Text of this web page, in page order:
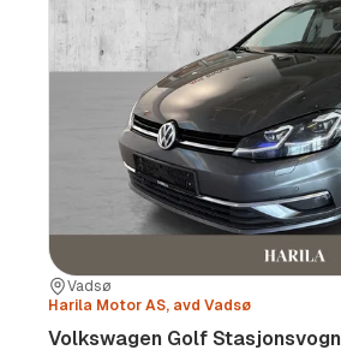
Sted:
Vadsø
Forhandler:
Harila Motor AS, avd Vadsø
Volkswagen Golf Stasjonsvogn